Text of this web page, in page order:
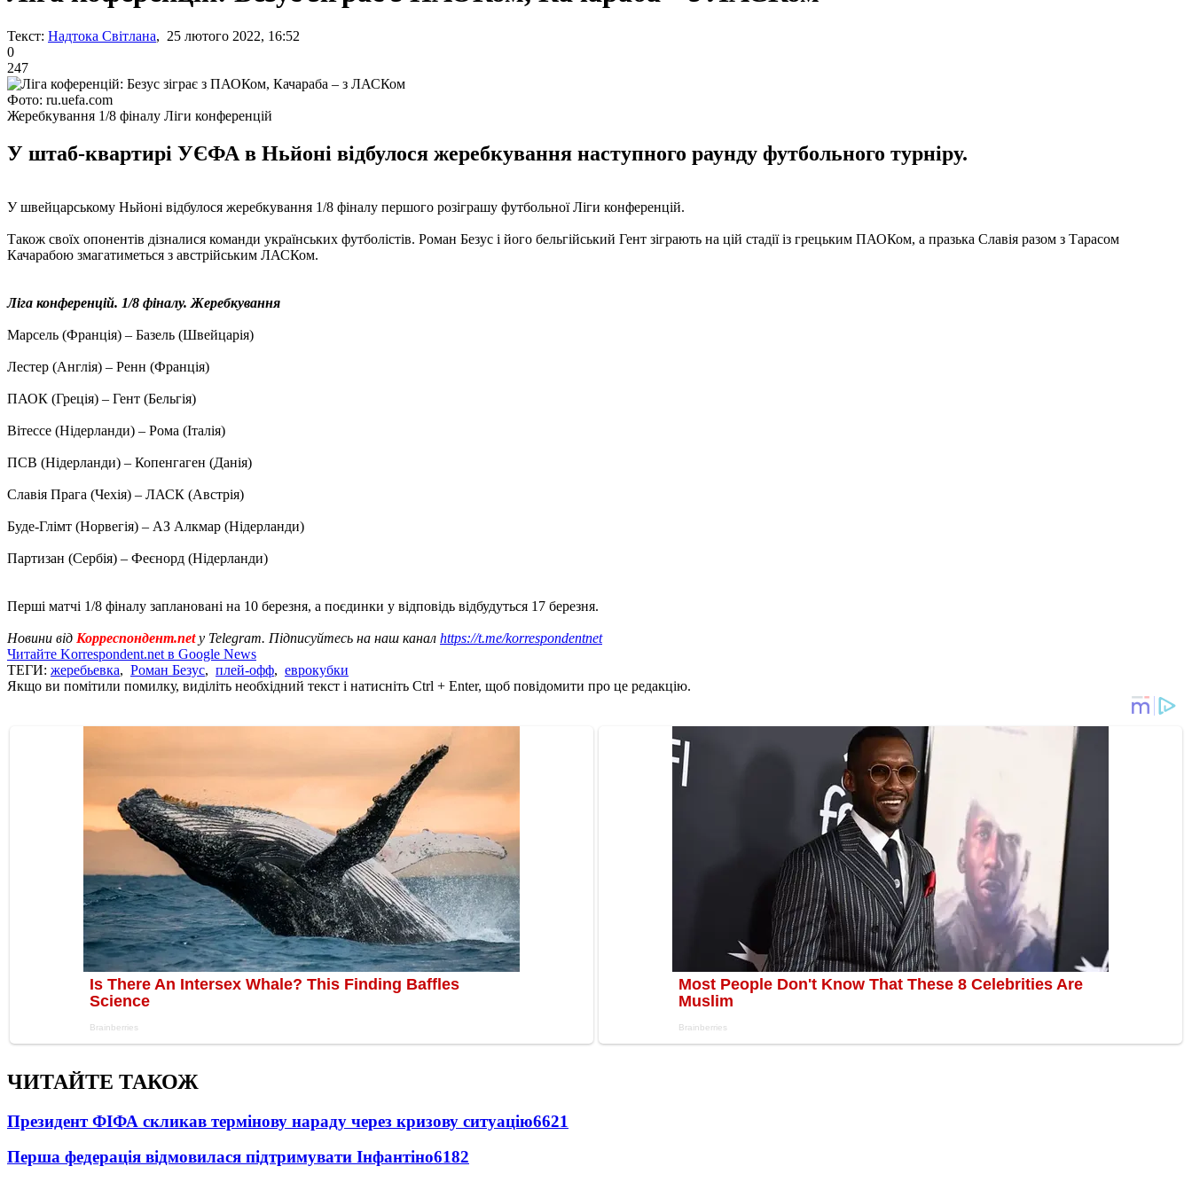
Текст: Надтока Світлана, 25 лютого 2022, 16:52
0
247
Фото: ru.uefa.com
Жеребкування 1/8 фіналу Ліги конференцій
У штаб-квартирі УЄФА в Ньйоні відбулося жеребкування наступного раунду футбольного турніру.
У швейцарському Ньйоні відбулося жеребкування 1/8 фіналу першого розіграшу футбольної Ліги конференцій.
Також своїх опонентів дізналися команди українських футболістів. Роман Безус і його бельгійський Гент зіграють на цій стадії із грецьким ПАОКом, а празька Славія разом з Тарасом
Качарабою змагатиметься з австрійським ЛАСКом.
Ліга конференцій. 1/8 фіналу. Жеребкування
Марсель (Франція) – Базель (Швейцарія)
Лестер (Англія) – Ренн (Франція)
ПАОК (Греція) – Гент (Бельгія)
Вітессе (Нідерланди) – Рома (Італія)
ПСВ (Нідерланди) – Копенгаген (Данія)
Славія Прага (Чехія) – ЛАСК (Австрія)
Буде-Глімт (Норвегія) – АЗ Алкмар (Нідерланди)
Партизан (Сербія) – Феєнорд (Нідерланди)
Перші матчі 1/8 фіналу заплановані на 10 березня, а поєдинки у відповідь відбудуться 17 березня.
Новини від Корреспондент.netу Telegram. Підписуйтесь на наш канал https://t.me/korrespondentnet
Читайте Korrespondent.net в Google News
ТЕГИ: жеребьевка, Роман Безус, плей-офф, еврокубки
Якщо ви помітили помилку, виділіть необхідний текст і натисніть Ctrl + Enter, щоб повідомити про це редакцію.
ЧИТАЙТЕ ТАКОЖ
Президент ФІФА скликав термінову нараду через кризову ситуацію6621
Перша федерація відмовилася підтримувати Інфантіно6182